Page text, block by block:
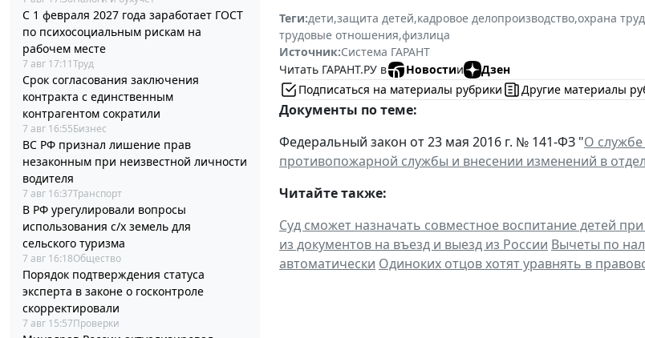
С 1 февраля 2027 года заработает ГОСТ
по психосоциальным рискам на
рабочем месте
7 авг 17:11Труд
Срок согласования заключения
контракта с единственным
контрагентом сократили
7 авг 16:55Бизнес
ВС РФ признал лишение прав
незаконным при неизвестной личности
водителя
7 авг 16:37Транспорт
В РФ урегулировали вопросы
использования с/х земель для
сельского туризма
7 авг 16:18Общество
Порядок подтверждения статуса
эксперта в законе о госконтроле
скорректировали
7 авг 15:57Проверки
Теги:дети,защита детей,кадровое делопроизводство,охрана
трудовые отношения,физлица
Источник:Система ГАРАНТ
Читать ГАРАНТ.РУ в
Новостии
Дзен
Подписаться на материалы рубрики
Другие материалы
Документы по теме:
Федеральный закон от 23 мая 2016 г. № 141-ФЗ "О
противопожарной службы и внесении изменений в
Читайте также:
Суд сможет назначать совместное воспитание детей
из документов на въезд и выезд из России Вычеты по
автоматически Одиноких отцов хотят уравнять в